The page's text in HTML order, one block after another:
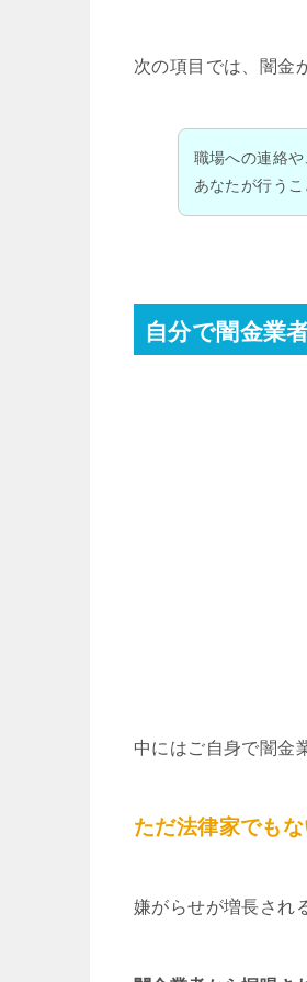
次の項目では、闇金
職場への連絡
あなたが行う
自分で闇金業
中にはご自身で闇金
ただ法律家でも
嫌がらせが増長され